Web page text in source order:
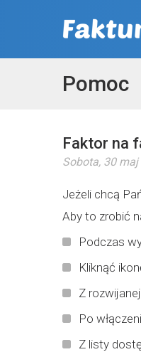
Pomoc
Faktor na
Sobota, 30
Jeżeli chcą
Aby to zrobić
Podczas
Kliknąć
Z
Po
Z listy